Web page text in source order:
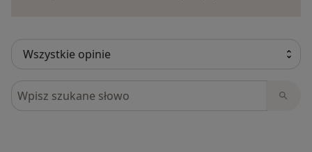
Szukaj w opiniach